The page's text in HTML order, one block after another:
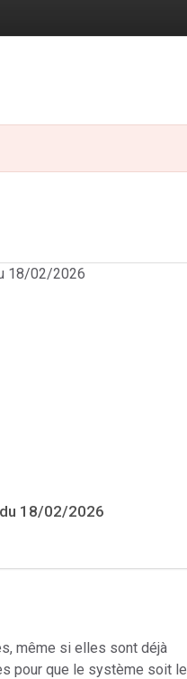
18/02/2026
même si elles sont déjà
pour que le système soit le